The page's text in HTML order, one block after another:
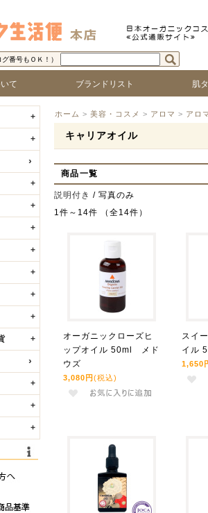
番号もＯＫ！）
て
ック生活便」について
ブランドリスト
ロゴで探す
ブランド名で探す
肌タ
乾燥肌
敏感肌
脂性肌
混合肌
年齢肌
ベビー
+
+
+
+
+
+
+
+
+
+
+
+
+
ホーム > 美容・コスメ > アロマ > アロ
キャリアオイル
商品一覧
説明付き / 写真のみ
1件～14件 （全14件）
オーガニックローズヒ
ップオイル 50ml メド
ウズ
3,080円 (税込)
スイ
イル
1,650